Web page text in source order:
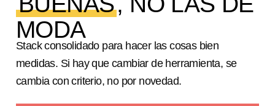
MODA
Stack consolidado para hacer las cosas bien
medidas. Si hay que cambiar de herramienta, se
cambia con criterio, no por novedad.